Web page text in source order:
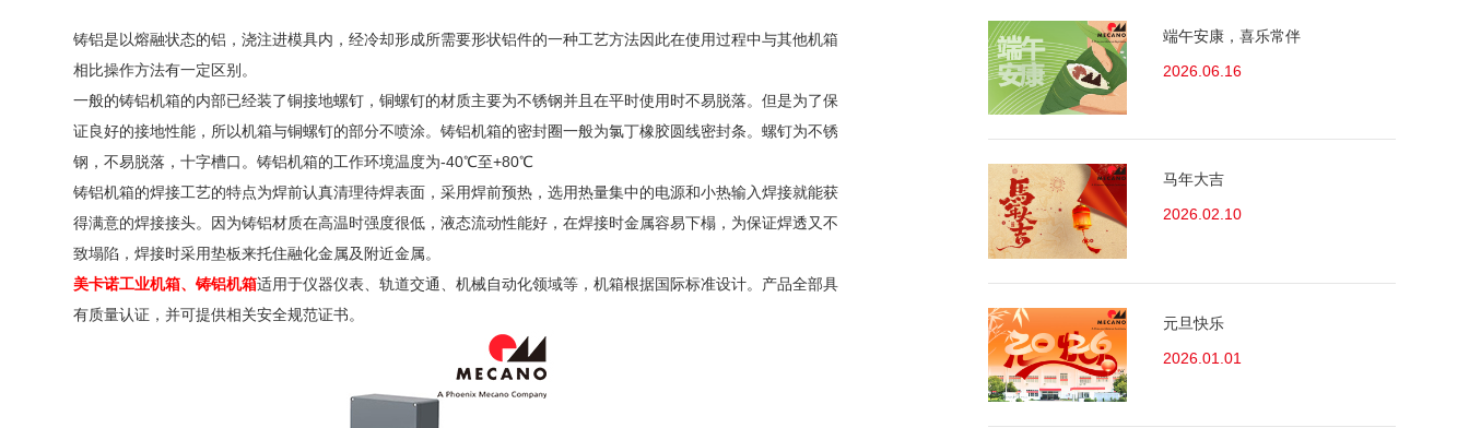
铸铝是以熔融状态的铝，浇注进模具内，经冷却形成所需要形状铝件的一种工艺方法因此在使用过程中与其他机箱
相比操作方法有一定区别。
一般的铸铝机箱的内部已经装了铜接地螺钉，铜螺钉的材质主要为不锈钢并且在平时使用时不易脱落。但是为了保
证良好的接地性能，所以机箱与铜螺钉的部分不喷涂。铸铝机箱的密封圈一般为氯丁橡胶圆线密封条。螺钉为不锈
钢，不易脱落，十字槽口。铸铝机箱的工作环境温度为-40℃至+80℃
铸铝机箱的焊接工艺的特点为焊前认真清理待焊表面，采用焊前预热，选用热量集中的电源和小热输入焊接就能获
得满意的焊接接头。因为铸铝材质在高温时强度很低，液态流动性能好，在焊接时金属容易下榻，为保证焊透又不
致塌陷，焊接时采用垫板来托住融化金属及附近金属。
美卡诺工业机箱、铸铝机箱适用于仪器仪表、轨道交通、机械自动化领域等，机箱根据国际标准设计。产品全部具
有质量认证，并可提供相关安全规范证书。
端午安康，喜乐常伴
2026.06.16
马年大吉
2026.02.10
元旦快乐
2026.01.01